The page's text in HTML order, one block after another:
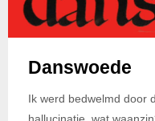
Danswoede
Ik werd bedwelmd door